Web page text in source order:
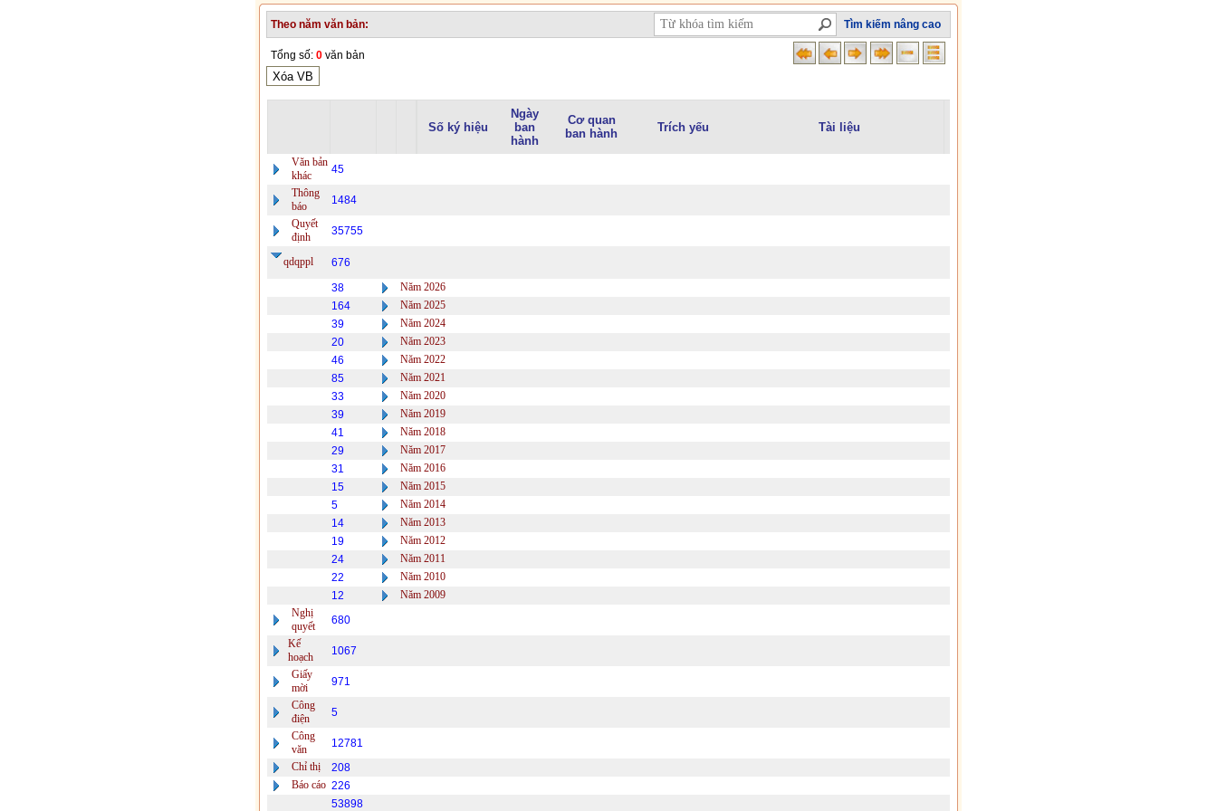
Theo năm văn bản: Tìm kiếm nâng cao
Tổng số: 0 văn bản
Số ký hiệu
Ngày
ban
hành
Cơ quan
ban hành
Trích yếu Tài liệu
Văn bản
khác
45
Thông
báo
1484
Quyết
định
35755
qdqppl
676
38
Năm 2026
164
Năm 2025
39
Năm 2024
20
Năm 2023
46
Năm 2022
85
Năm 2021
33
Năm 2020
39
Năm 2019
41
Năm 2018
29
Năm 2017
31
Năm 2016
15
Năm 2015
5
Năm 2014
14
Năm 2013
19
Năm 2012
24
Năm 2011
22
Năm 2010
12
Năm 2009
Nghị
quyết
680
Kế
hoạch
1067
Giấy
mời
971
Công
điện
5
Công
văn
12781
Chỉ thị
208
Báo cáo 226
53898